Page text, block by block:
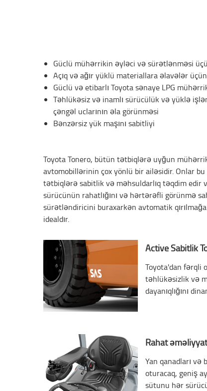
Güclü mühərrikin əyləci və sürətlənməsi
Açıq və ağır yüklü materiallara əlavələr
Güclü və etibarlı Toyota sənaye LPG
Təhlükəsiz və inamlı sürücülük və yüklə
çəngəl uclarının əla görünməsi
Bənzərsiz yük maşını sabitliyi
Toyota Tonero, bütün tətbiqlərə uyğun
avtomobillərinin çox yönlü bir ailəsidir. Onlar bu
tətbiqlərə sabitlik və məhsuldarlıq təqdim edir
sürücünün rahatlığını və hərtərəfli görünmə
sürətləndiricini buraxarkən avtomatik
idealdır.
Active Sabitlik
Toyota'dan fərqli
təhlükəsizlik və
dayanıqlığını
Rahat əməliyyat
Yan qanadları
oturacaq, geniş
sütunu hər